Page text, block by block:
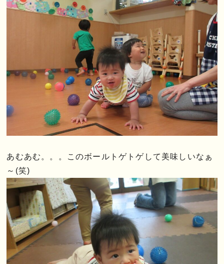
あむあむ。。。このボールトゲトゲして美味しいなぁ
～(笑)